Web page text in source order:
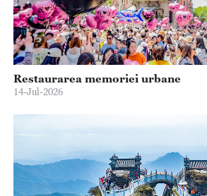
Restaurarea memoriei urbane
14-Jul-2026